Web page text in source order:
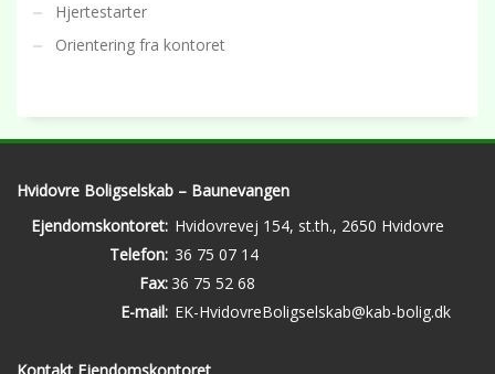
Hjertestarter
Orientering fra kontoret
Hvidovre Boligselskab – Baunevangen
Ejendomskontoret: Hvidovrevej 154, st.th., 2650 Hvidovre
Telefon: 36 75 07 14
Fax: 36 75 52 68
E-mail: EK-HvidovreBoligselskab@kab-bolig.dk